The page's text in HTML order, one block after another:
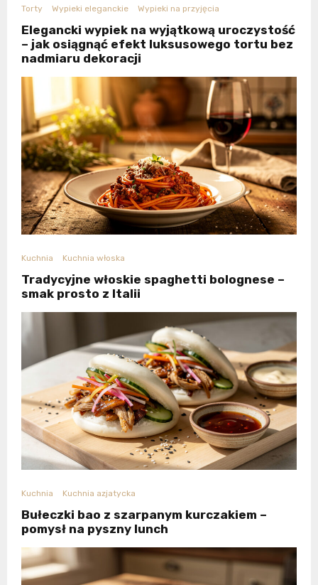
Torty Wypieki eleganckie Wypieki na przyjęcia
Elegancki wypiek na wyjątkową uroczystość
– jak osiągnąć efekt luksusowego tortu bez
nadmiaru dekoracji
Kuchnia Kuchnia włoska
Tradycyjne włoskie spaghetti bolognese –
smak prosto z Italii
Kuchnia Kuchnia azjatycka
Bułeczki bao z szarpanym kurczakiem –
pomysł na pyszny lunch